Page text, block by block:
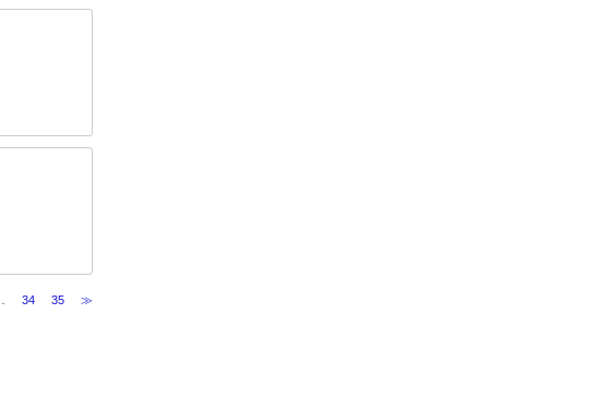
34 35 ≫